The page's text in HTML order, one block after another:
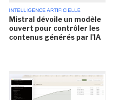
INTELLIGENCE ARTIFICIELLE
Mistral dévoile un modèle
ouvert pour contrôler les
contenus générés par l'IA